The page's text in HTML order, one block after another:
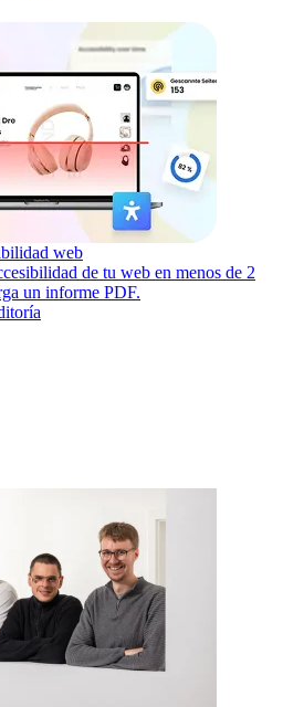
web
de tu web en menos de 2
un informe PDF.